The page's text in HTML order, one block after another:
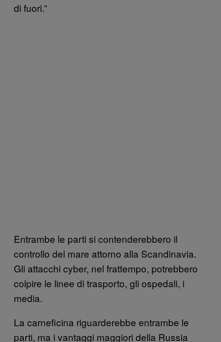
di fuori.”
Entrambe le parti si contenderebbero il
controllo del mare attorno alla Scandinavia.
Gli attacchi cyber, nel frattempo, potrebbero
colpire le linee di trasporto, gli ospedali, i
media.
La carneficina riguarderebbe entrambe le
parti, ma i vantaggi maggiori della Russia